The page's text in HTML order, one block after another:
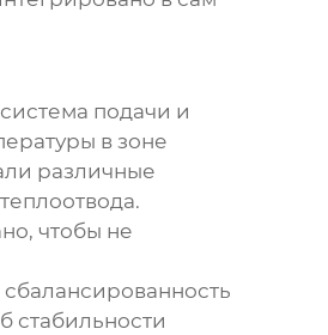
подачи и
в зоне
различные
чтобы не
стабильности